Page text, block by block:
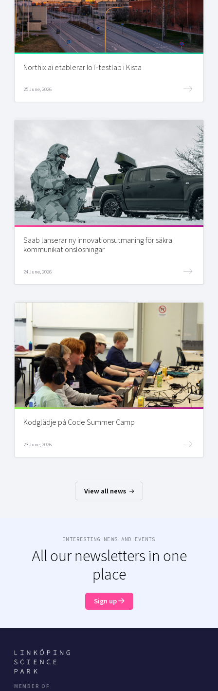
Northix.ai etablerar IoT-testlab i Kista
25 June, 2026
Saab lanserar ny innovationsutmaning för säkra
kommunikationslösningar
24 June, 2026
Kodglädje på Code Summer Camp
23 June, 2026
View all news
INTERESTING NEWS AND EVENTS
All our newsletters in one
place
Sign up
MEMBER OF